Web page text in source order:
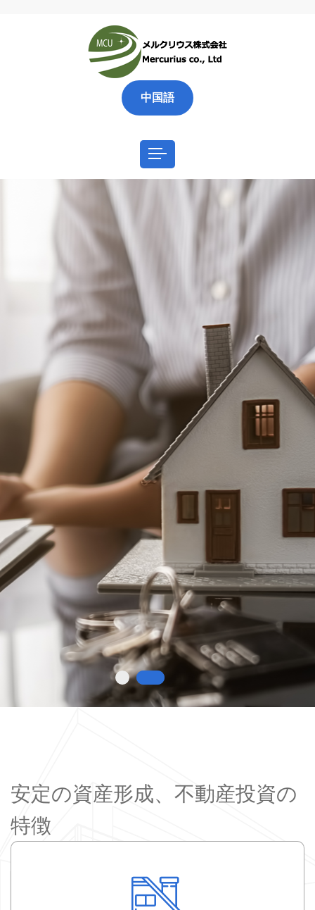
中国語
大型の不動産投資案件一棟売り
商業ビル、ホ
テル
マンション等
1億円以上の不
動産
安定の資産形成、不動産投資の
特徴